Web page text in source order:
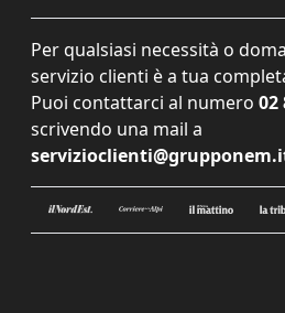
Per qualsiasi necessità o
servizio clienti è a tua
Puoi contattarci al numero 02
scrivendo una mail a